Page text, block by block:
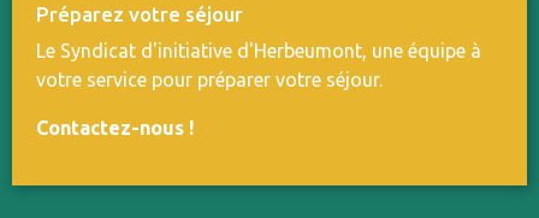
Préparez votre séjour
Le Syndicat d'initiative d'Herbeumont, une équipe à
votre service pour préparer votre séjour.
Contactez-nous !